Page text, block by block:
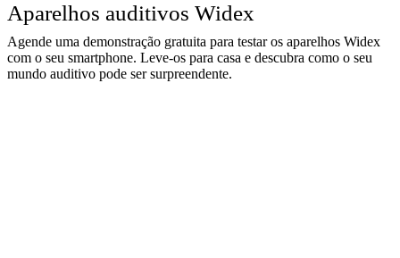
Aparelhos auditivos Widex
Agende uma demonstração gratuita para testar os aparelhos Widex
com o seu smartphone. Leve-os para casa e descubra como o seu
mundo auditivo pode ser surpreendente.